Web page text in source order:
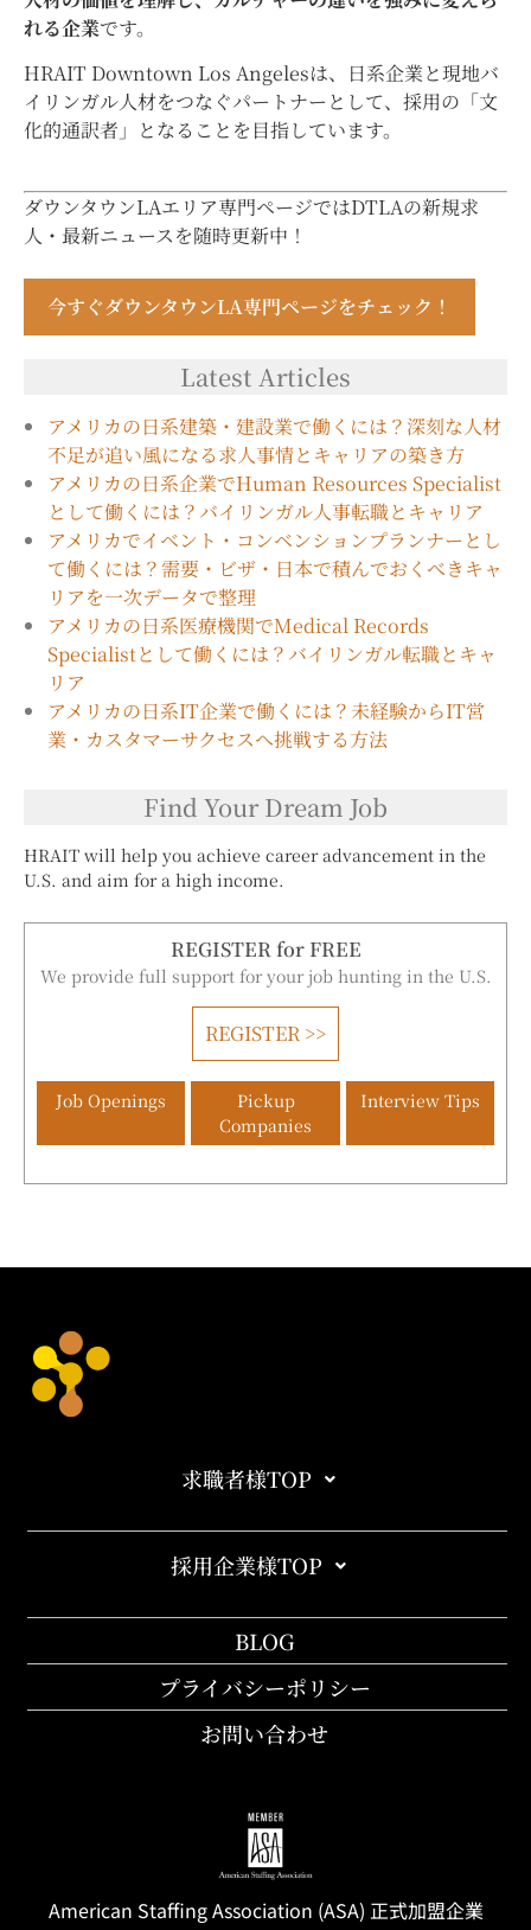
れる企業です。
HRAIT Downtown Los Angelesは、日系企業と現地バ
イリンガル人材をつなぐパートナーとして、採用の「文
化的通訳者」となることを目指しています。
ダウンタウンLAエリア専門ページではDTLAの新規求
人・最新ニュースを随時更新中！
今すぐダウンタウンLA専門ページをチェック！
Latest Articles
アメリカの日系建築・建設業で働くには？深刻な人材
不足が追い風になる求人事情とキャリアの築き方
アメリカの日系企業でHuman Resources Specialist
として働くには？バイリンガル人事転職とキャリア
アメリカでイベント・コンベンションプランナーとし
て働くには？需要・ビザ・日本で積んでおくべきキャ
リアを一次データで整理
アメリカの日系医療機関でMedical Records
Specialistとして働くには？バイリンガル転職とキャ
リア
アメリカの日系IT企業で働くには？未経験からIT営
業・カスタマーサクセスへ挑戦する方法
Find Your Dream Job
HRAIT will help you achieve career advancement in the
U.S. and aim for a high income.
REGISTER for FREE
We provide full support for your job hunting in the U.S.
REGISTER >>
Job Openings
Pickup
Companies
Interview Tips
求職者様TOP
採用企業様TOP
BLOG
プライバシーポリシー
お問い合わせ
American StaffingAssociation (ASA) 正式加盟企業